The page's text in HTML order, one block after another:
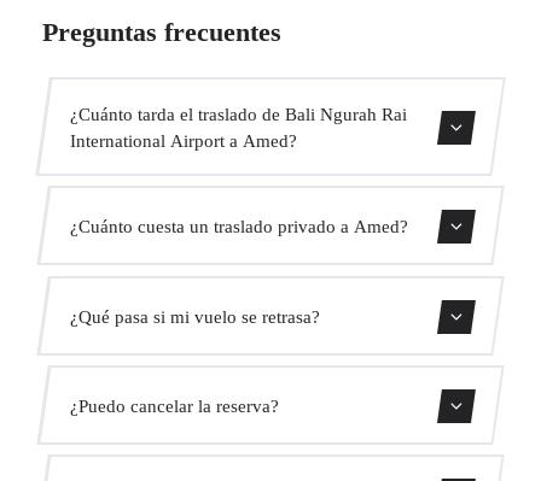
Preguntas frecuentes
¿Cuánto tarda el traslado de Bali Ngurah Rai
International Airport a Amed?
¿Cuánto cuesta un traslado privado a Amed?
Usa nuestro formulario de reserva para obtener un precio
fijo al instante. Sin cargos ocultos.
¿Qué pasa si mi vuelo se retrasa?
conductor ajustará automáticamente la hora de recogida
sin coste adicional.
¿Puedo cancelar la reserva?